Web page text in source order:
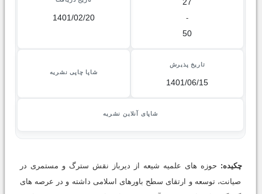
27
-
50
1401/02/20
تاریخ پذیرش
1401/06/15
شاپا چاپی نشریه
شاپای آنلاین نشریه
چکیده: حوزه های علمیه شیعه از دیرباز نقش سترگ و مستمری در
صیانت، توسعه و ارتقای سطح باورهای اسلامی داشته و در عرصه های